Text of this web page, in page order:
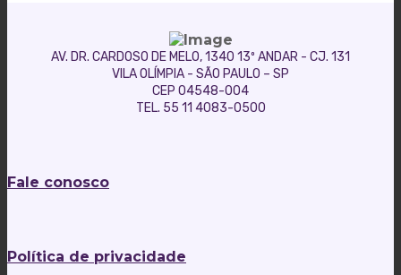
AV. DR. CARDOSO DE MELO, 1340 13º ANDAR - CJ. 131
VILA OLÍMPIA - SÃO PAULO – SP
CEP 04548-004
TEL. 55 11 4083-0500
Fale conosco
Política de privacidade